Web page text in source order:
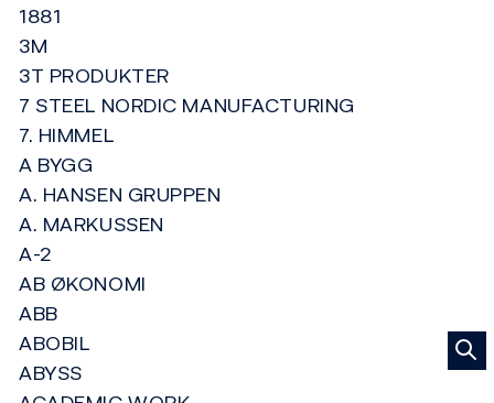
1881
3M
3T PRODUKTER
7 STEEL NORDIC MANUFACTURING
7. HIMMEL
A BYGG
A. HANSEN GRUPPEN
A. MARKUSSEN
A-2
AB ØKONOMI
ABB
ABOBIL
ABYSS